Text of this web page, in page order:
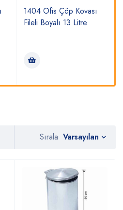
1404 Ofis Çöp Kovası
Fileli Boyalı 13 Litre
Sırala Varsayılan